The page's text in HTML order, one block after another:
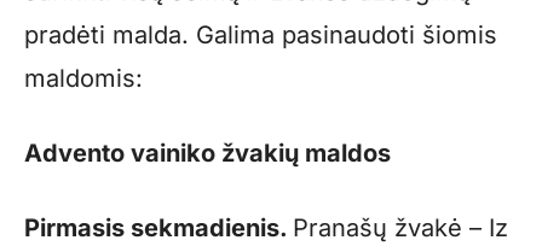
pradėti malda. Galima pasinaudoti šiomis
maldomis:
Advento vainiko žvakių maldos
Pirmasis sekmadienis. Pranašų žvakė – Iz